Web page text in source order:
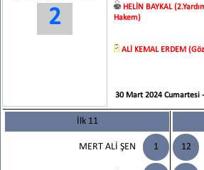
2
HELİN BAYKAL
Hakem)
ALİ KEMAL ERDEM
30 Mart 2024 Cumartesi
İlk 11
1
MERT ALİ ŞEN 12